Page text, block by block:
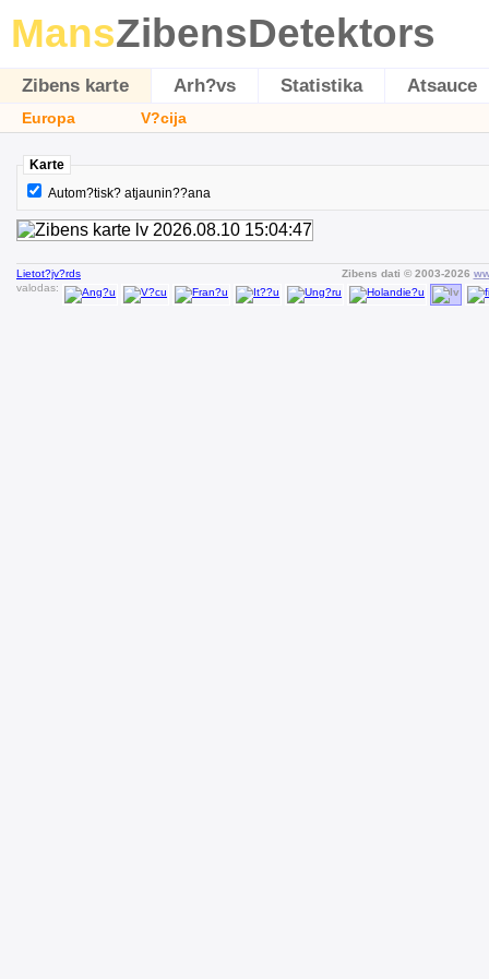
MansZibensDetektors
Zibens karte Arh?vs Statistika Atsauce
Europa V?cija
Karte
Autom?tisk? atjaunin??ana
Lietot?jv?rds
valodas:
Zibens dati © 2003-2026